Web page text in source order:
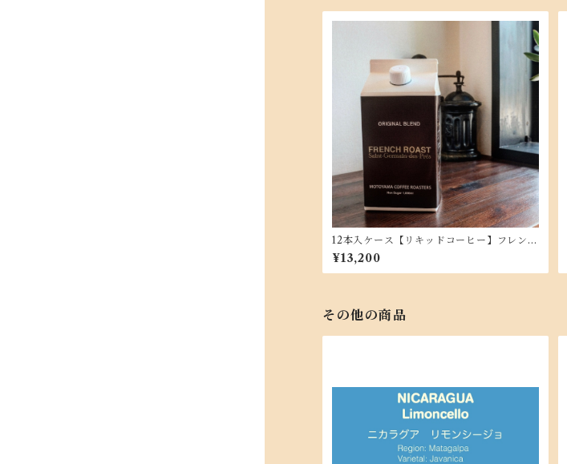
12本入ケース【リキッドコーヒー】フレンチ
ブレンド サン・ジェルマン・デ・プレ 無
糖 1,000ml
¥13,200
その他の商品